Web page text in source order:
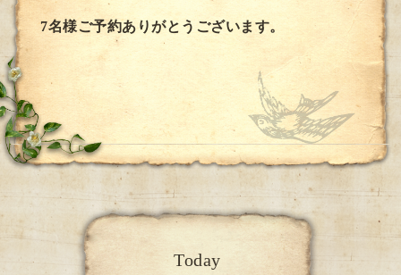
7名様ご予約ありがとうございます。
Today